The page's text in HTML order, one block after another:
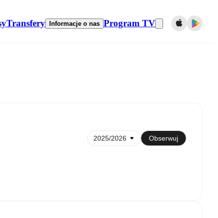
Transfery Informacje o nas Program TV
Obserwuj